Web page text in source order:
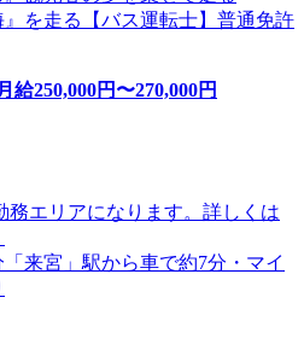
を走る【バス運転士】普通免許
月給250,000円〜270,000円
エリアになります。詳しくは
「来宮」駅から車で約7分・マイ